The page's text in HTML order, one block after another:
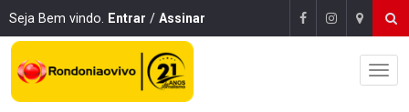
Seja Bem vindo. Entrar / Assinar